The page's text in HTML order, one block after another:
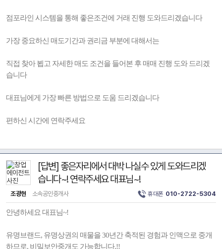
점포라인 시스템을 통해 좋은조건에 거래 진행 도와드리겠습니다
가장 중요하신 매도기간과 권리금 부분에 대해서는
직접 찾아 뵙고 자세한 매도 조건을 들어본 후 매매 진행 도와 드리겠
습니다
대표님에게 가장 빠른 방법으로 도움 드리겠습니다
편하신 시간에 연락주세요
[답변] 좋은자리에서 대박 나실수 있게 도와드리겠
습니다~! 연락주세요 대표님~!
조광현 소속공인중개사 휴대폰 010-2722-5304
안녕하세요 대표님~!
유명브랜드, 유명상권의 매물을 30년간 축적된 경험과 인맥으로 중개
하므로, 비밀보안중개도 가능합니다.!!